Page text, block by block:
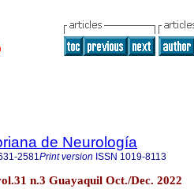
de Neurología
2581Print version ISSN 1019-8113
n.3 Guayaquil Oct./Dec. 2022